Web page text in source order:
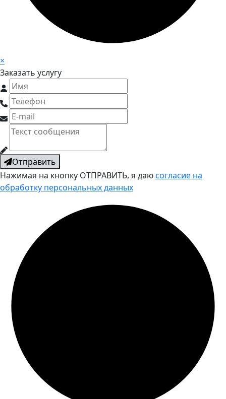
×
Заказать услугу
Отправить
Нажимая на кнопку ОТПРАВИТЬ, я даюсогласие на
обработку персональных данных